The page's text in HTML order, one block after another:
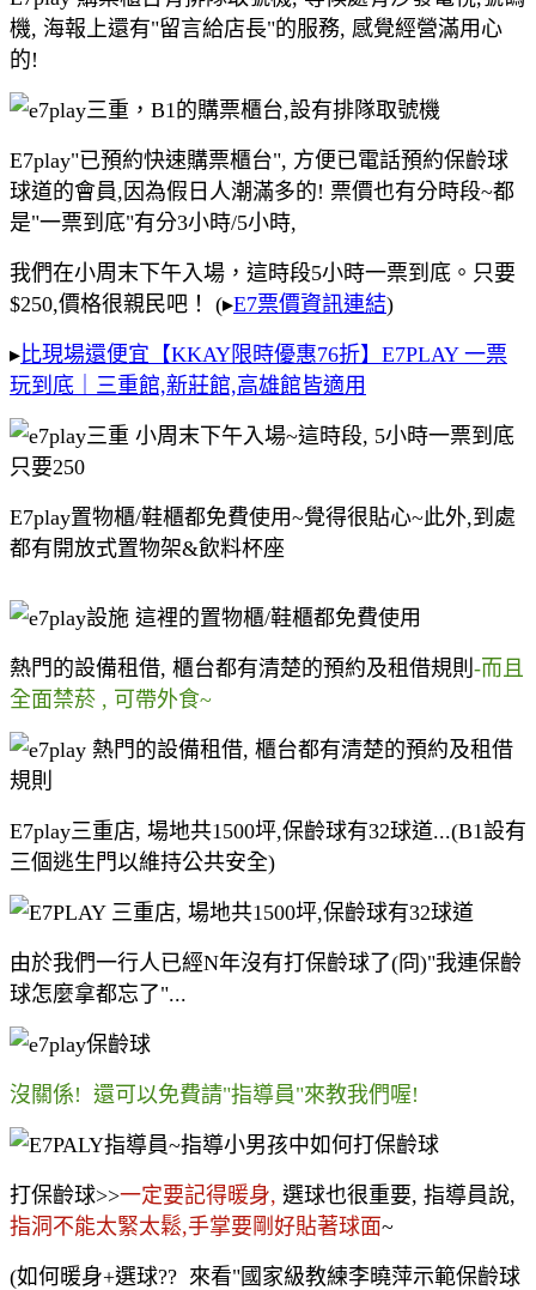
機, 海報上還有"留言給店長"的服務, 感覺經營滿用心
的!
E7play"已預約快速購票櫃台", 方便已電話預約保齡球
球道的會員,因為假日人潮滿多的! 票價也有分時段~都
是"一票到底"有分3小時/5小時,
我們在小周末下午入場，這時段5小時一票到底。只要
$250,價格很親民吧！ (▸E7票價資訊連結)
▸比現場還便宜【KKAY限時優惠76折】E7PLAY 一票
玩到底｜三重館,新莊館,高雄館皆適用
E7play置物櫃/鞋櫃都免費使用~覺得很貼心~此外,到處
都有開放式置物架&飲料杯座
熱門的設備租借, 櫃台都有清楚的預約及租借規則 -而且
全面禁菸 , 可帶外食~
E7play三重店, 場地共1500坪,保齡球有32球道...(B1設有
三個逃生門以維持公共安全)
由於我們一行人已經N年沒有打保齡球了(冏)"我連保齡
球怎麼拿都忘了"...
沒關係! 還可以免費請"指導員"來教我們喔!
打保齡球>>一定要記得暖身, 選球也很重要, 指導員說,
指洞不能太緊太鬆,手掌要剛好貼著球面~
(如何暖身+選球?? 來看"國家級教練李曉萍示範保齡球